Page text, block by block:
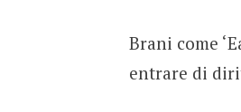
Brani come
entrare di